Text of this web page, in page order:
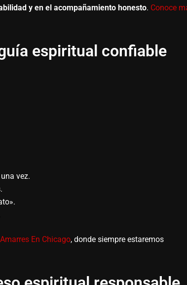
y en el acompañamiento honesto. Conoce
espiritual confiable
vez.
En Chicago, donde siempre estaremos